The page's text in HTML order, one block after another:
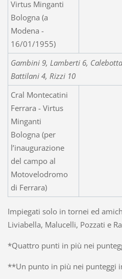
Virtus Minganti
Bologna (a
Modena -
16/01/1955)
Gambini 9, Lamberti 6,
Battilani 4, Rizzi 10
Cral Montecatini
Ferrara - Virtus
Minganti
Bologna (per
l’inaugurazione
del campo al
Motovelodromo
di Ferrara)
Impiegati solo in tornei ed
Liviabella, Malucelli, Pozzati e
*Quattro punti in più nei
**Un punto in più nei punteggi